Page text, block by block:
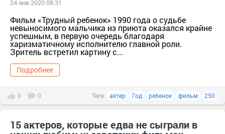
24 янв 2020 08:31
Фильм «Трудный ребенок» 1990 года о судьбе
невыносимого мальчика из приюта оказался крайне
успешным, в первую очередь благодаря
харизматичному исполнителю главной роли.
Зритель встретил картину с...
Подробнее
0 0 Теги: актер Год ребенок фильм 250
15 актеров, которые едва не сыграли в